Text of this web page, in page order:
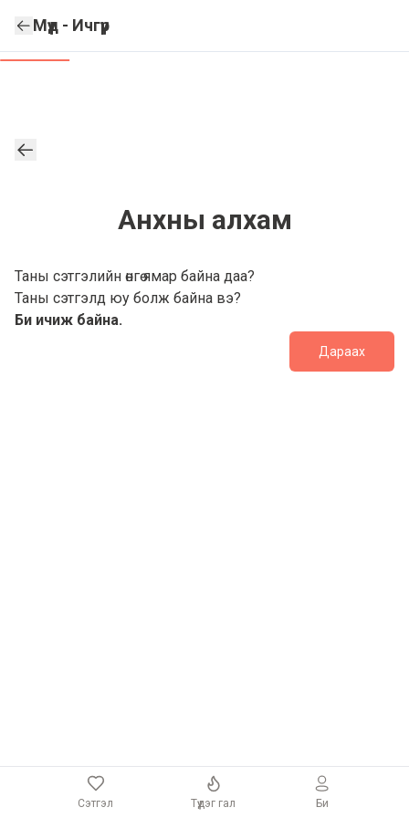
Мүүд - Ичгүүр
Анхны алхам
Таны сэтгэлийн өнгө ямар байна даа?
Таны сэтгэлд юу болж байна вэ?
Би ичиж байна.
Дараах
Сэтгэл Түүдэг гал Би